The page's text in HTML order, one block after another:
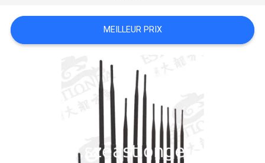
NOUVELLES
MEILLEUR PRIX